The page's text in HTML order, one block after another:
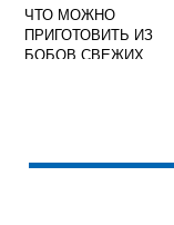
ЧТО МОЖНО
ПРИГОТОВИТЬ ИЗ
БОБОВ СВЕЖИХ